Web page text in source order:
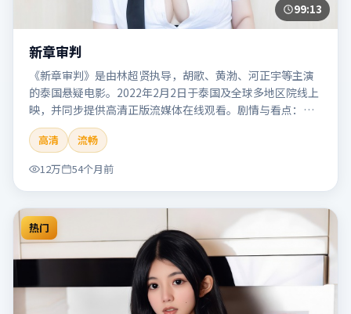
99:13
新章审判
《新章审判》是由林超贤执导，胡歌、黄渤、河正宇等主演
的泰国悬疑电影。2022年2月2日于泰国及全球多地区院线上
映，并同步提供高清正版流媒体在线观看。剧情与看点：悬
念层层推进，线索相互勾连，结局出人意料，适合推理爱好
者。本片适合检索「新章审判」「林超贤」「悬疑」「泰
国」「2022」「2022-02-02上映」等关键词的影迷阅读简介
与主创信息。
高清
流畅
12万
54个月前
热门